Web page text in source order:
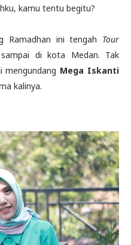
kamu tentu begitu?
Ramadhan ini tengah Tour
di kota Medan. Tak
mengundang Mega Iskanti
kalinya.